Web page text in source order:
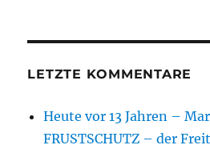
LETZTE KOMMENTARE
Heute vor 13 Jahren –
FRUSTSCHUTZ – der